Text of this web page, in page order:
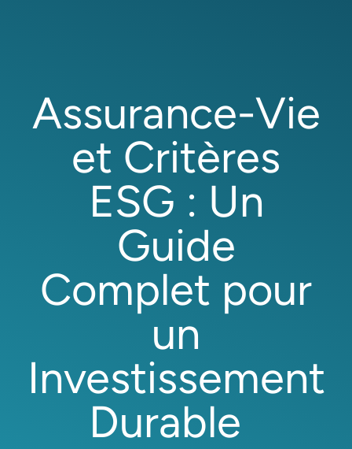
Assurance-Vie
et Critères
ESG : Un
Guide
Complet pour
un
Investissement
Durable